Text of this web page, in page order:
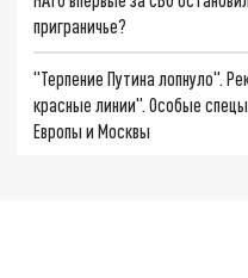
приграничье?
"Терпение Путина лопнуло".
красные линии". Особые
Европы и Москвы